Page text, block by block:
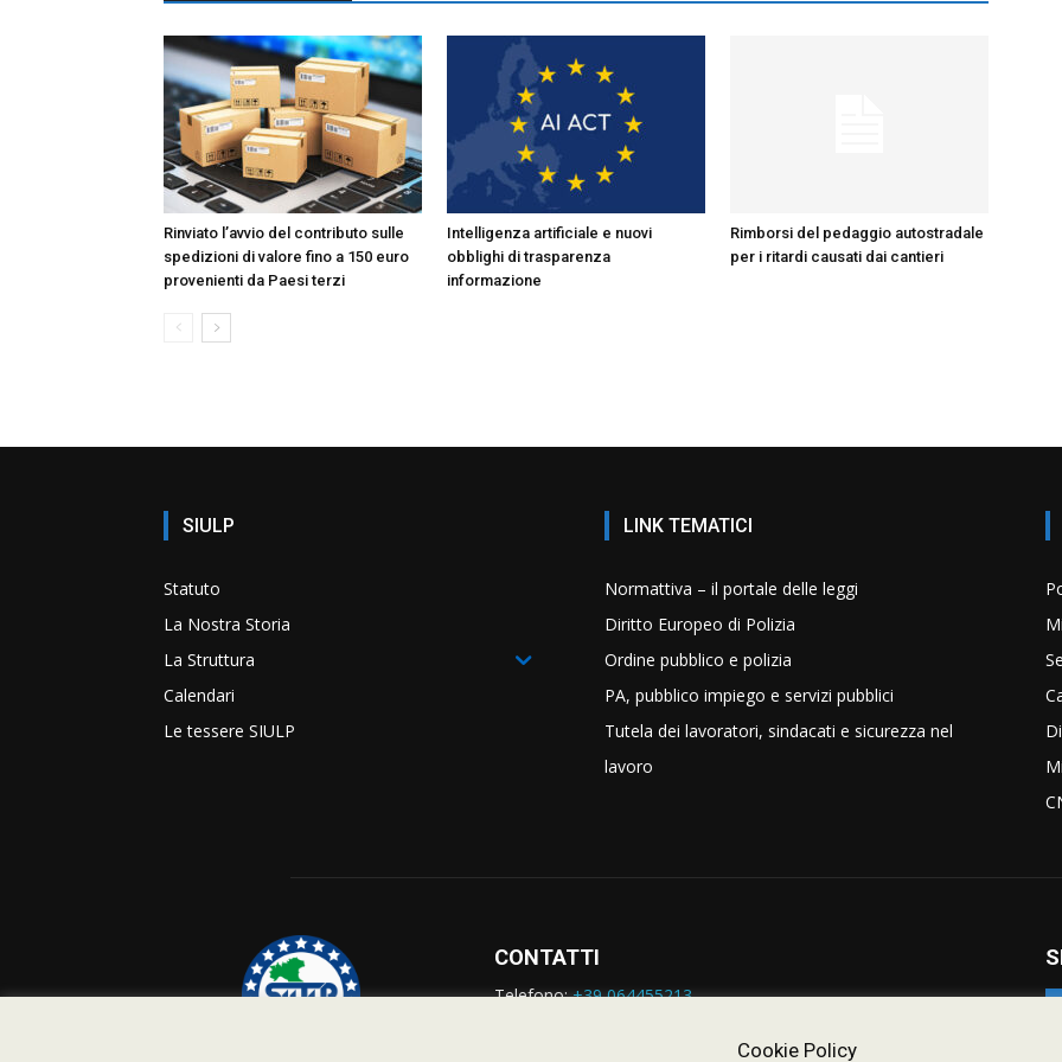
Rinviato l’avvio del contributo sulle
spedizioni di valore fino a 150 euro
provenienti da Paesi terzi
Intelligenza artificiale e nuovi
obblighi di trasparenza
informazione
Rimborsi del pedaggio autostradale
per i ritardi causati dai cantieri
SIULP
Statuto
La Nostra Storia
La Struttura
Calendari
Le tessere SIULP
LINK TEMATICI
Normattiva – il portale delle leggi
Diritto Europeo di Polizia
Ordine pubblico e polizia
PA, pubblico impiego e servizi pubblici
Tutela dei lavoratori, sindacati e sicurezza nel
lavoro
CONTATTI
Telefono:+39 064455213
Cookie Policy